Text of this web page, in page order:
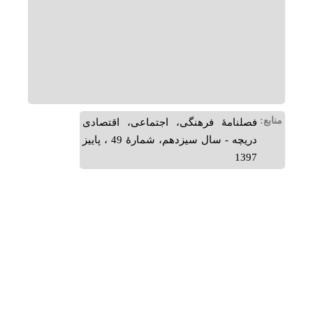
منابع: فصلنامۀ فرهنگی، اجتماعی، اقتصادی
دریچه - سال سیزدهم، شمارۀ 49 ، پاییز
1397